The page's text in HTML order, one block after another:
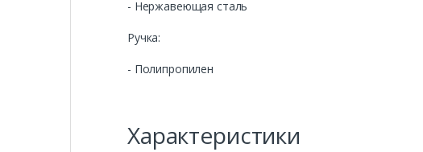
- Нержавеющая сталь
Ручка:
- Полипропилен
Характеристики